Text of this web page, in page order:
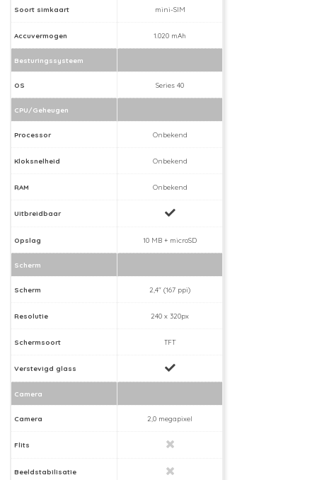
Soort simkaart mini-SIM
Accuvermogen 1.020 mAh
Besturingssysteem
OS Series 40
CPU/Geheugen
Processor Onbekend
Kloksnelheid Onbekend
RAM Onbekend
Uitbreidbaar
Opslag 10 MB + microSD
Scherm
Scherm 2,4" (167 ppi)
Resolutie 240 x 320px
Schermsoort TFT
Verstevigd glass
Camera
Camera 2,0 megapixel
Flits
Beeldstabilisatie